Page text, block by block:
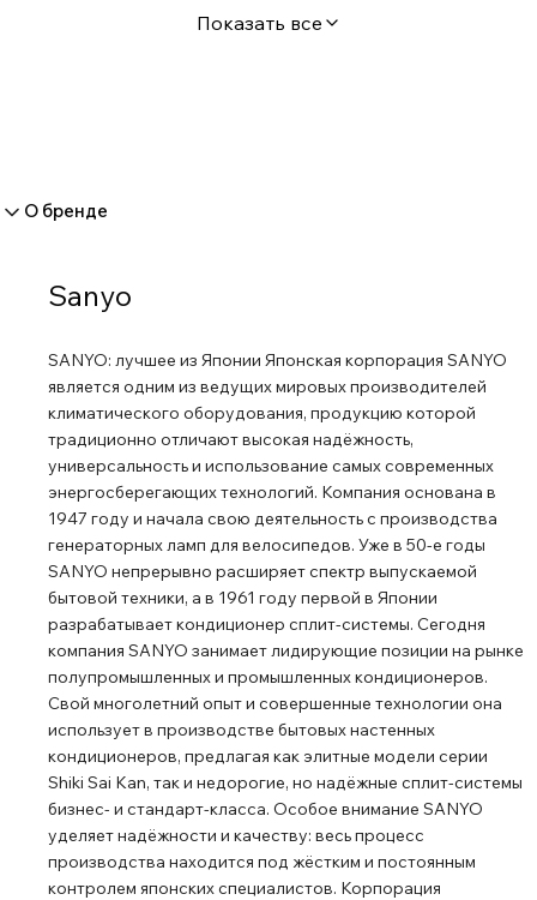
Показать все
О бренде
Sanyo
SANYO: лучшее из Японии Японская корпорация SANYO
является одним из ведущих мировых производителей
климатического оборудования, продукцию которой
традиционно отличают высокая надёжность,
универсальность и использование самых современных
энергосберегающих технологий. Компания основана в
1947 году и начала свою деятельность с производства
генераторных ламп для велосипедов. Уже в 50-е годы
SANYO непрерывно расширяет спектр выпускаемой
бытовой техники, а в 1961 году первой в Японии
разрабатывает кондиционер сплит-системы. Сегодня
компания SANYO занимает лидирующие позиции на рынке
полупромышленных и промышленных кондиционеров.
Свой многолетний опыт и совершенные технологии она
использует в производстве бытовых настенных
кондиционеров, предлагая как элитные модели серии
Shiki Sai Kan, так и недорогие, но надёжные сплит-системы
бизнес- и стандарт-класса. Особое внимание SANYO
уделяет надёжности и качеству: весь процесс
производства находится под жёстким и постоянным
контролем японских специалистов. Корпорация